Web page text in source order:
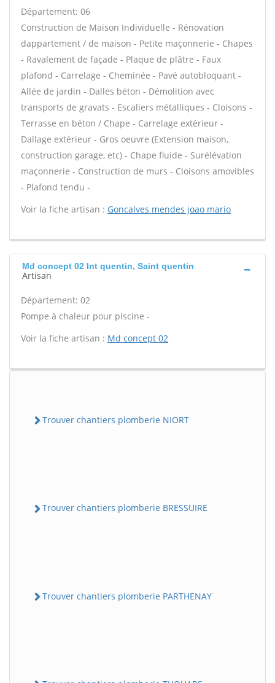
Département: 06
Construction de Maison Individuelle - Rénovation
dappartement / de maison - Petite maçonnerie - Chapes
- Ravalement de façade - Plaque de plâtre - Faux
plafond - Carrelage - Cheminée - Pavé autobloquant -
Allée de jardin - Dalles béton - Démolition avec
transports de gravats - Escaliers métalliques - Cloisons -
Terrasse en béton / Chape - Carrelage extérieur -
Dallage extérieur - Gros oeuvre (Extension maison,
construction garage, etc) - Chape fluide - Surélévation
maçonnerie - Construction de murs - Cloisons amovibles
- Plafond tendu -
Voir la fiche artisan : Goncalves mendes joao mario
Md concept 02 Int quentin, Saint quentin
Artisan
Département: 02
Pompe à chaleur pour piscine -
Voir la fiche artisan : Md concept 02
Trouver chantiers plomberie NIORT
Trouver chantiers plomberie BRESSUIRE
Trouver chantiers plomberie PARTHENAY